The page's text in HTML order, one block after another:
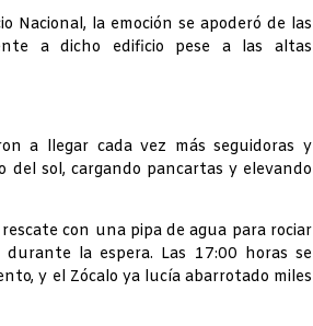
Nacional, la emoción se apoderó de las
a dicho edificio pese a las altas
a llegar cada vez más seguidoras y
del sol, cargando pancartas y elevando
con una pipa de agua para rociar
la espera. Las 17:00 horas se
y el Zócalo ya lucía abarrotado miles